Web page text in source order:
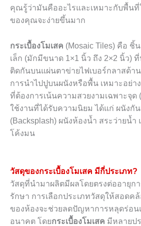
คุณรู้ว่ามันคืออะไรและเหมาะกับพื้น
ของคุณจะง่ายขึ้นมาก
กระเบื้องโมเสค (Mosaic Tiles) คือ ชิ้
เล็ก (มักมีขนาด 1×1 นิ้ว ถึง 2×2 นิ้ว)
ติดกันบนแผ่นตาข่ายไฟเบอร์กลาสด้า
การนำไปปูบนผนังหรือพื้น เหมาะอย่า
ที่ต้องการเน้นความสวยงามเฉพาะจุด
ใช้งานที่ได้รับความนิยม ได้แก่ ผนังกั
(Backsplash) ผนังห้องน้ำ สระว่ายน้ำ
โค้งมน
วัสดุของกระเบื้องโมเสค มีกี่ประเภท?
วัสดุที่นำมาผลิตมีผลโดยตรงต่ออายุก
รักษา การเลือกประเภทวัสดุให้สอดค
ของห้องจะช่วยลดปัญหาการหลุดร่อน
อนาคต โดยกระเบื้องโมเสค มีหลายป